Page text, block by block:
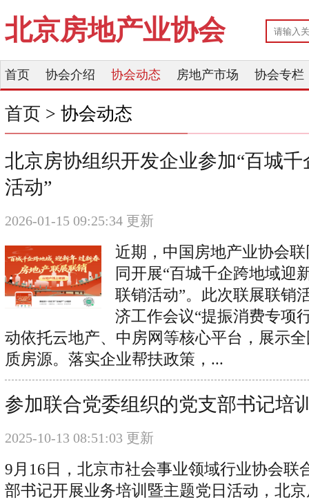
北京房地产业协会
首页 协会介绍 协会动态 房地产市场 协会专栏
首页 > 协会动态
北京房协组织开发企业参加“百城
活动”
2026-01-15 09:25:34 更新
近期，中国房地产业协会
同开展“百城千企跨地域迎
联销活动”。此次联展联销
济工作会议“提振消费专项
动依托云地产、中房网等核心平台，展示
质房源。落实企业帮扶政策，...
参加联合党委组织的党支部书记培
2025-10-13 08:51:03 更新
9月16日，北京市社会事业领域行业协会联
部书记开展业务培训暨主题党日活动，北